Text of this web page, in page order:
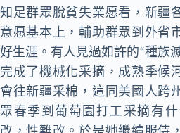
知足群眾脫貧失業愿看，新疆
意愿基本上，輔助群眾到外省
好生涯。有人見過如許的“種族
完成了機械化采摘，成熟季候
會往新疆采棉，這同美國人跨
眾春季到葡萄園打工采摘有